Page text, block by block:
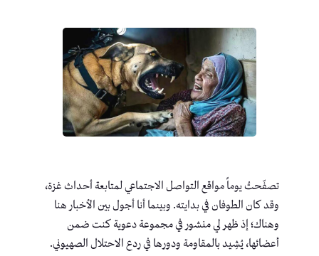
تصفّحتُ يوماً مواقع التواصل الاجتماعي لمتابعة أحداث غزة،
وقد كان الطوفان في بدايته. وبينما أنا أجول بين الأخبار هنا
وهناك؛ إذ ظهر لي منشور في مجموعة دعوية كنت ضمن
أعضائها، يُشِيد بالمقاومة ودورها في ردع الاحتلال الصهيوني.